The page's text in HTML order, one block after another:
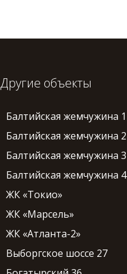
Другие объекты
Балтийская жемчужина 1
Балтийская жемчужина 2
Балтийская жемчужина 3
Балтийская жемчужина 4
ЖК «Токио»
ЖК «Марсель»
ЖК «Атланта-2»
Выборгское шоссе 27